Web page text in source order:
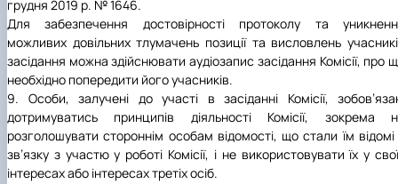
грудня 2019 р. № 1646.
Для забезпечення достовірності протоколу та
можливих довільних тлумачень позиції та висловлень
засідання можна здійснювати аудіозапис засідання Комісії, про
необхідно попередити його учасників.
9. Особи, залучені до участі в засіданні Комісії,
дотримуватись принципів діяльності Комісії, зокрема
розголошувати стороннім особам відомості, що стали їм відомі
зв’язку з участю у роботі Комісії, і не використовувати їх у
інтересах або інтересах третіх осіб.